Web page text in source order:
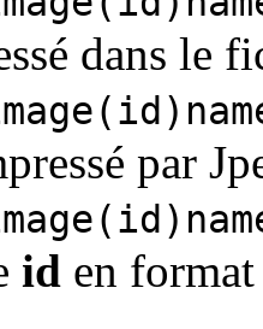
dans le
par
id en